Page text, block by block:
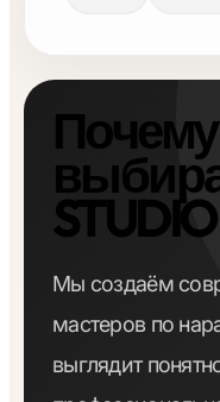
Почему
STUDIO
Мы создаём
мастеров по
выглядит